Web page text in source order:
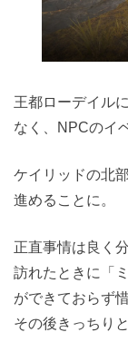
王都ローデイル
なく、NPCのイ
ケイリッドの北
進めることに。
正直事情は良く
訪れたときに「
ができておらず惜
その後きっちり